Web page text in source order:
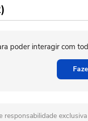
poder interagir com
responsabilidade